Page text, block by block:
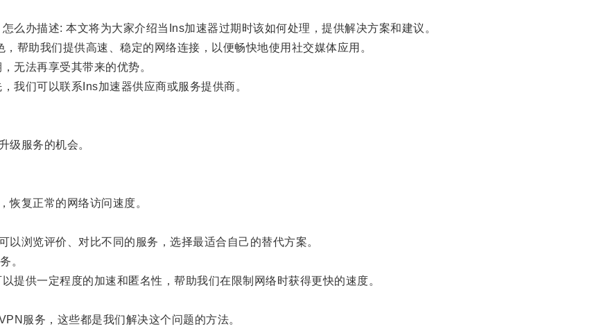
办描述: 本文将为大家介绍当Ins加速器过期时该如何处理，提供解决方案和建议。
助我们提供高速、稳定的网络连接，以便畅快地使用社交媒体应用。
法再享受其带来的优势。
们可以联系Ins加速器供应商或服务提供商。
服务的机会。
复正常的网络访问速度。
浏览评价、对比不同的服务，选择最适合自己的替代方案。
。
供一定程度的加速和匿名性，帮助我们在限制网络时获得更快的速度。
服务，这些都是我们解决这个问题的方法。